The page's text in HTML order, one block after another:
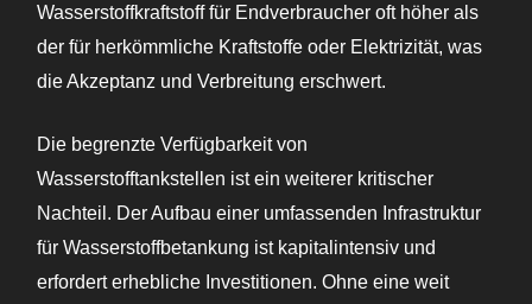
Wasserstoffkraftstoff für Endverbraucher oft höher als
der für herkömmliche Kraftstoffe oder Elektrizität, was
die Akzeptanz und Verbreitung erschwert.
Die begrenzte Verfügbarkeit von
Wasserstofftankstellen ist ein weiterer kritischer
Nachteil. Der Aufbau einer umfassenden Infrastruktur
für Wasserstoffbetankung ist kapitalintensiv und
erfordert erhebliche Investitionen. Ohne eine weit